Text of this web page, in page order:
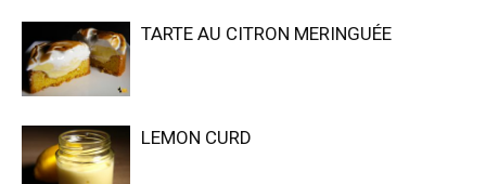
TARTE AU CITRON MERINGUÉE
LEMON CURD